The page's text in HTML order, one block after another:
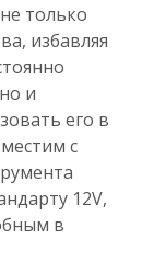
только
избавляя
и
его в
с
12V,
в